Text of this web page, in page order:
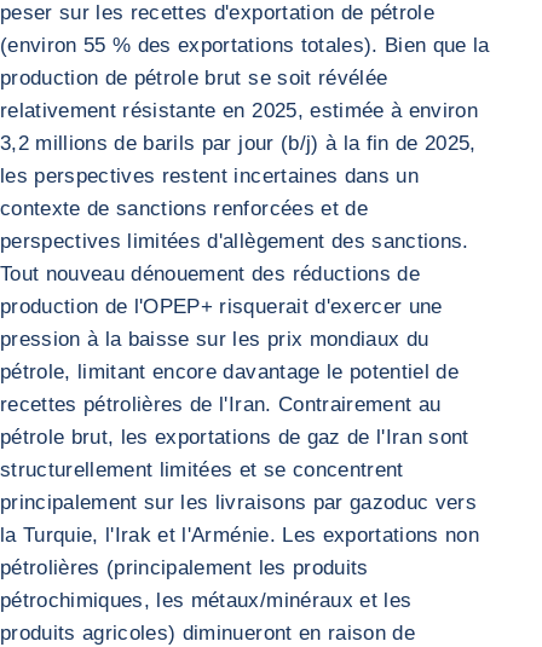
peser sur les recettes d'exportation de pétrole
(environ 55 % des exportations totales). Bien que la
production de pétrole brut se soit révélée
relativement résistante en 2025, estimée à environ
3,2 millions de barils par jour (b/j) à la fin de 2025,
les perspectives restent incertaines dans un
contexte de sanctions renforcées et de
perspectives limitées d'allègement des sanctions.
Tout nouveau dénouement des réductions de
production de l'OPEP+ risquerait d'exercer une
pression à la baisse sur les prix mondiaux du
pétrole, limitant encore davantage le potentiel de
recettes pétrolières de l'Iran. Contrairement au
pétrole brut, les exportations de gaz de l'Iran sont
structurellement limitées et se concentrent
principalement sur les livraisons par gazoduc vers
la Turquie, l'Irak et l'Arménie. Les exportations non
pétrolières (principalement les produits
pétrochimiques, les métaux/minéraux et les
produits agricoles) diminueront en raison de